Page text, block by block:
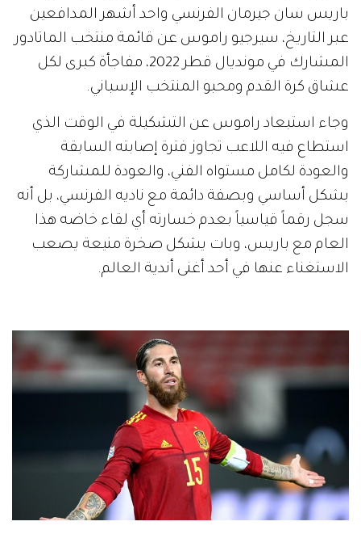
باريس سان جيرمان الفرنسي واحد أشهر المدافعين
عبر التاريخ، سيرجيو راموس عن قائمة منتخب الماتادور
المشارك في مونديال قطر 2022، مفاجأة كبرى لكل
عشاق كرة القدم ومحبو المنتخب الإسباني.
وجاء استبعاد راموس عن التشكيلة في الوقت الذي
استطاع فيه اللاعب تجاوز فترة إصابته السابقة
والعودة لكامل مستواه الفني، والعودة للمشاركة
بشكل أساسي وبصفة دائمة مع ناديه الفرنسي، بل أنه
سجل رقماً قياسياً بعدم خسارته أي لقاء خاضه هذا
العام مع باريس، وبات يشكل صخرة منيعة يصعب
الاستغناء عنها في أحد أغنى أندية العالم.